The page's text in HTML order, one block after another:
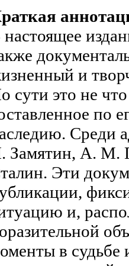
и
сути это не
по
Среди
Замятин, А. М.
Эти
и,
в судьбе